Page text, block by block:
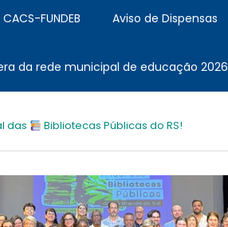
CACS-FUNDEB Aviso de Dispensas
da rede municipal de educação 2026
das Bibliotecas Públicas do RS!